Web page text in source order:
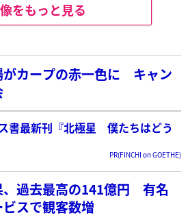
をもっと見る
がカープの赤一色に キャン
書最新刊『北極星 僕たちはどう
PR(FINCHI on GOETHE)
、過去最高の141億円 有名
スで観客数増